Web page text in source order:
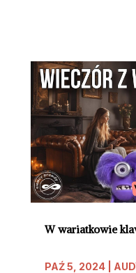
W wariatkowie
PAŹ 5, 2024|